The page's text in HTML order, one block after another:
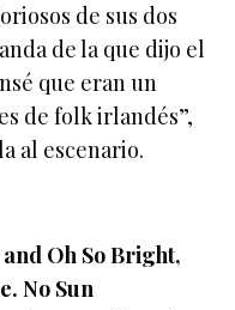
de sus dos
de la que dijo el
que eran un
de folk irlandés”,
al escenario.
Oh So Bright,
No Sun